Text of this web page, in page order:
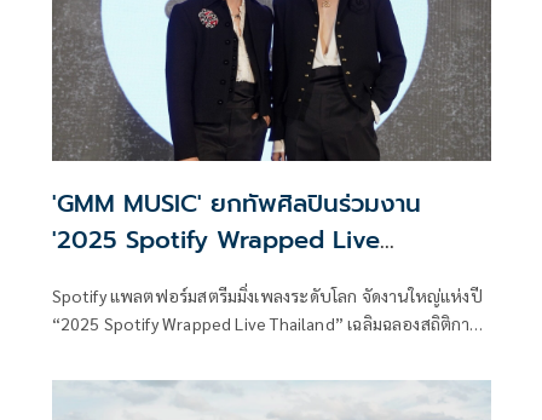
'GMM MUSIC' ยกทัพศิลปินร่วมงาน
'2025 Spotify Wrapped Live
Spotify แพลตฟอร์มสตรีมมิ่งเพลงระดับโลก จัดงานใหญ่แห่งปี
“2025 Spotify Wrapped Live Thailand” เฉลิมฉลองสถิติการ
คุณภาพจาก GMM MUSIC ร่วมสร้างปรากฏการณ์ความประทับ
ใจผ่านโชว์สุดพิเศษบนเวทีแห่งปี